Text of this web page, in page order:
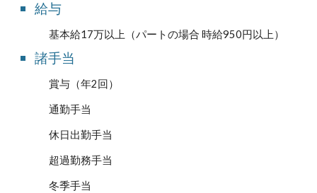
給与
基本給17万以上（パートの場合 時給950円以上）
諸手当
賞与（年2回）
通勤手当
休日出勤手当
超過勤務手当
冬季手当